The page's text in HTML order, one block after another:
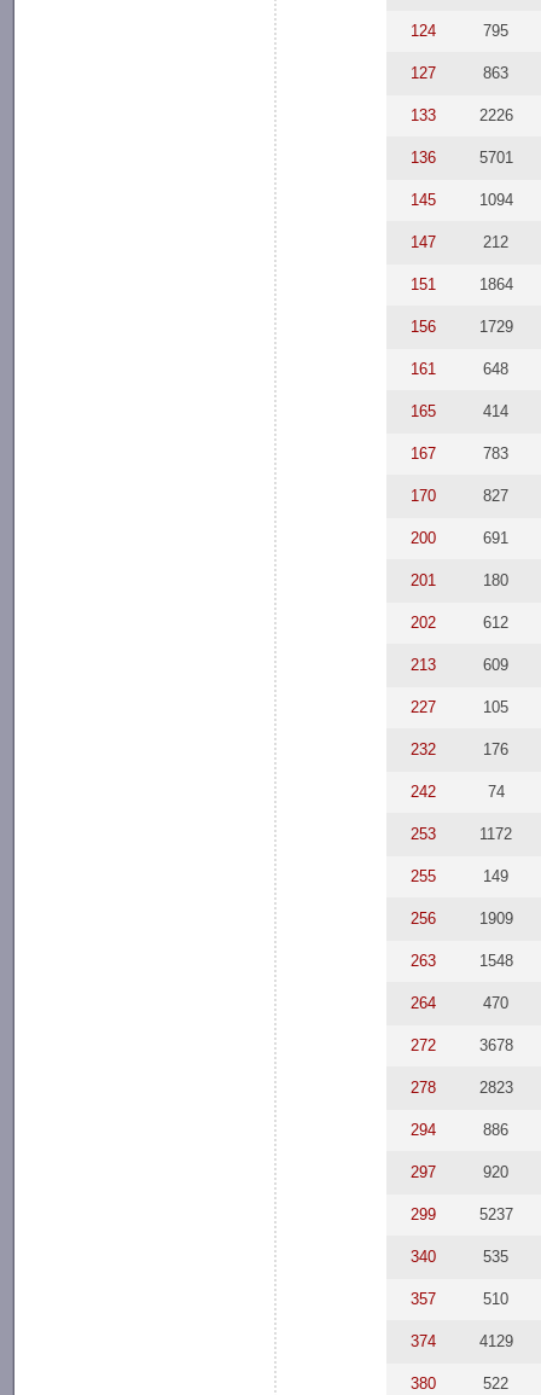
124 795
127 863
133 2226
136 5701
145 1094
147 212
151 1864
156 1729
161 648
165 414
167 783
170 827
200 691
201 180
202 612
213 609
227 105
232 176
242 74
253 1172
255 149
256 1909
263 1548
264 470
272 3678
278 2823
294 886
297 920
299 5237
340 535
357 510
374 4129
380 522